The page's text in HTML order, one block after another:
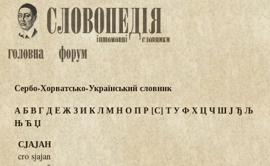
Сербо-Хорватсько-Український словник
АБВГДЕЖЗИКЛМНОПР [С] ТУФХЦЧШJЂЉ
ЊЋЏ
СJАJАН
cro sjajan